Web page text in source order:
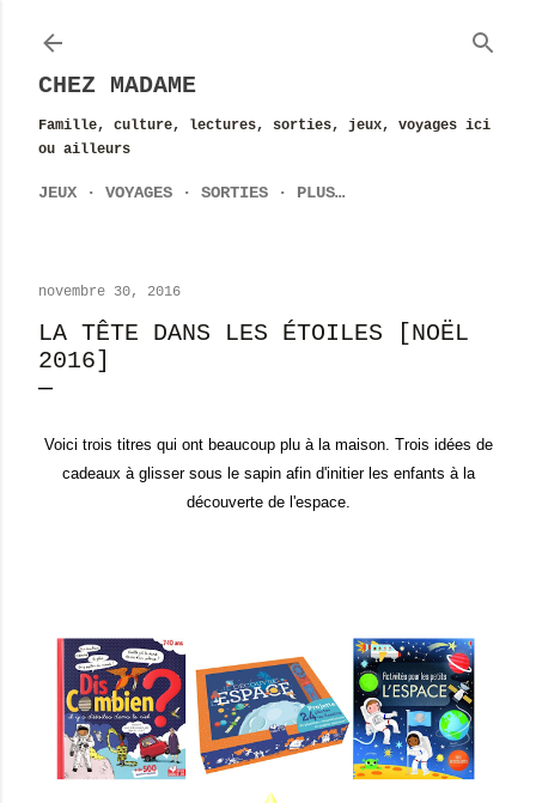
CHEZ MADAME
Famille, culture, lectures, sorties, jeux, voyages ici
ou ailleurs
JEUX VOYAGES SORTIES PLUS…
novembre 30, 2016
LA TÊTE DANS LES ÉTOILES [NOËL
2016]
Voici trois titres qui ont beaucoup plu à la maison. Trois idées de
cadeaux à glisser sous le sapin afin d'initier les enfants à la
découverte de l'espace.